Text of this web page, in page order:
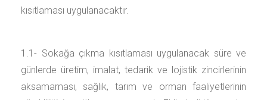
kısıtlaması uygulanacaktır.
1.1- Sokağa çıkma kısıtlaması uygulanacak süre ve
günlerde üretim, imalat, tedarik ve lojistik zincirlerinin
aksamaması, sağlık, tarım ve orman faaliyetlerinin